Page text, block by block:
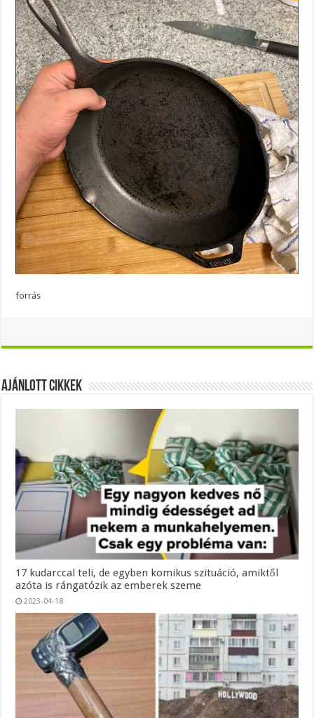
forrás
Ajánlott Cikkek
17 kudarccal teli, de egyben komikus szituáció, amiktől
azóta is rángatózik az emberek szeme
2023-04-18